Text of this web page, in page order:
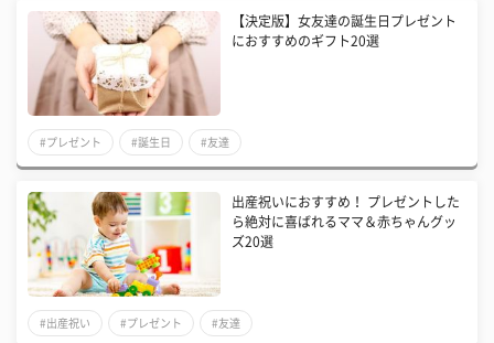
【決定版】女友達の誕生日プレゼント
におすすめのギフト20選
#プレゼント #誕生日 #友達
出産祝いにおすすめ！ プレゼントした
ら絶対に喜ばれるママ＆赤ちゃんグッ
ズ20選
#出産祝い #プレゼント #友達